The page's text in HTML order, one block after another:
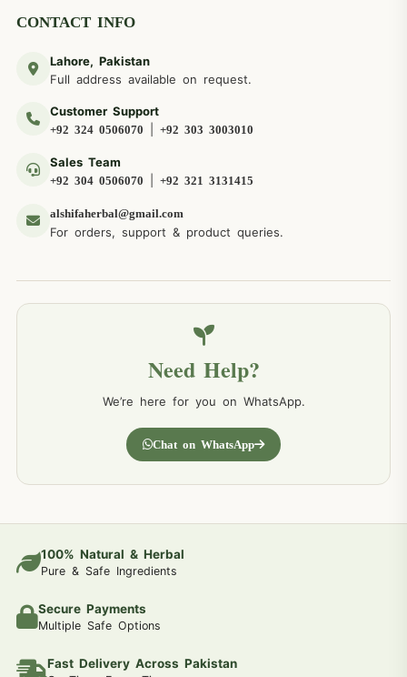
CONTACT INFO
Lahore, Pakistan
Full address available on request.
Customer Support
+92 324 0506070 +92 303 3003010
Sales Team
+92 304 0506070 +92 321 3131415
alshifaherbal@gmail.com
For orders, support & product queries.
Need Help?
We’re here for you on WhatsApp.
Chat on WhatsApp
100% Natural & Herbal
Pure & Safe Ingredients
Secure Payments
Multiple Safe Options
Fast Delivery Across Pakistan